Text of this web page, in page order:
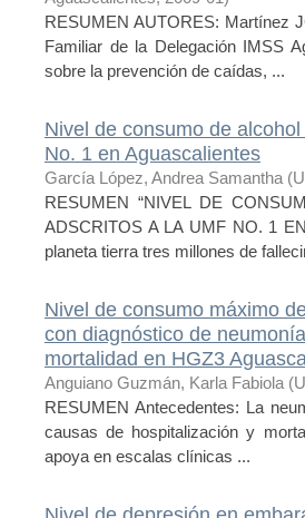
RESUMEN AUTORES: Martínez
Familiar de la Delegación IMSS
sobre la prevención de caídas, ...
Nivel de consumo de
No. 1 en Aguascalientes
García López, Andrea Samantha (
RESUMEN “NIVEL DE
ADSCRITOS A LA UMF NO. 1
planeta tierra tres millones de
Nivel de consumo máximo
con diagnóstico de
mortalidad en HGZ3
Anguiano Guzmán, Karla Fabiola (
RESUMEN Antecedentes: La
causas de hospitalización y
apoya en escalas clínicas ...